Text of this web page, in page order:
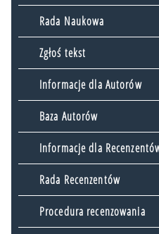
Rada Naukowa
Zgłoś tekst
Informacje dla Autorów
Baza Autorów
Informacje dla
Rada Recenzentów
Procedura recenzowania